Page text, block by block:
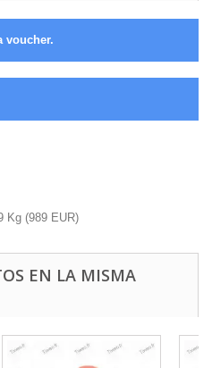
voucher.
Kg (989 EUR)
EN LA MISMA